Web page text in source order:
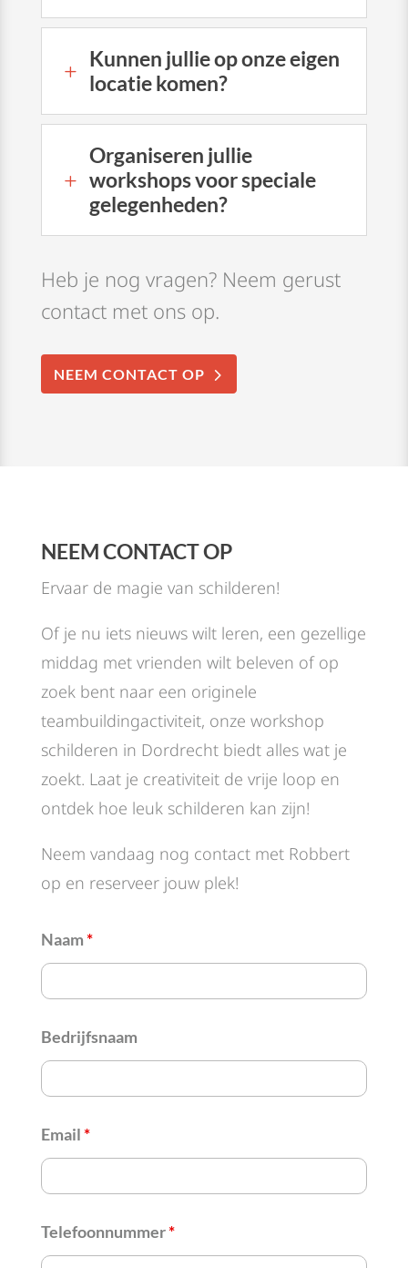
L
Kunnen jullie op onze eigen
locatie komen?
L
Organiseren jullie
workshops voor speciale
gelegenheden?
Heb je nog vragen? Neem gerust
contact met ons op.
NEEM CONTACT OP
NEEM CONTACT OP
Ervaar de magie van schilderen!
Of je nu iets nieuws wilt leren, een gezellige
middag met vrienden wilt beleven of op
zoek bent naar een originele
teambuildingactiviteit, onze workshop
schilderen in Dordrecht biedt alles wat je
zoekt. Laat je creativiteit de vrije loop en
ontdek hoe leuk schilderen kan zijn!
Neem vandaag nog contact met Robbert
op en reserveer jouw plek!
Naam*
Bedrijfsnaam
Email*
Telefoonnummer*